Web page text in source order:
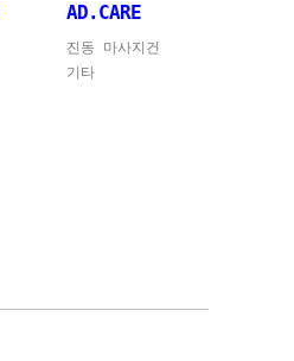
AD.CARE
진동 마사지건
기타